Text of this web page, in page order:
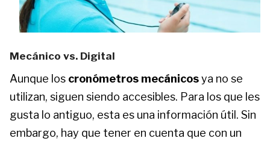
Mecánico vs. Digital
Aunque los cronómetros mecánicosya no se
utilizan, siguen siendo accesibles. Para los que les
gusta lo antiguo, esta es una información útil. Sin
embargo, hay que tener en cuenta que con un